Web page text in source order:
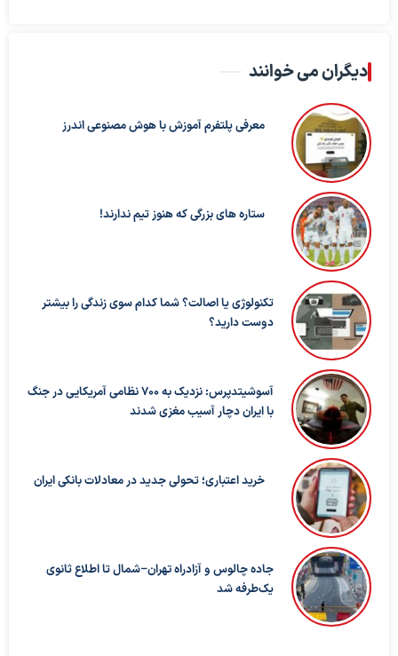
دیگران می خوانند
معرفی پلتفرم آموزش با هوش مصنوعی اندرز
ستاره های بزرگی که هنوز تیم ندارند!
تکنولوژی یا اصالت؟ شما کدام سوی زندگی را بیشتر
دوست دارید؟
آسوشیتدپرس: نزدیک به ۷۰۰ نظامی آمریکایی در جنگ
با ایران دچار آسیب مغزی شدند
خرید اعتباری؛ تحولی جدید در معادلات بانکی ایران
جاده چالوس و آزادراه تهران–شمال تا اطلاع ثانوی
یک‌طرفه شد